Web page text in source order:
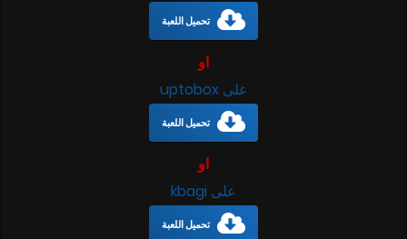
تحميل اللعبة
او
على uptobox
تحميل اللعبة
او
على kbagi
تحميل اللعبة